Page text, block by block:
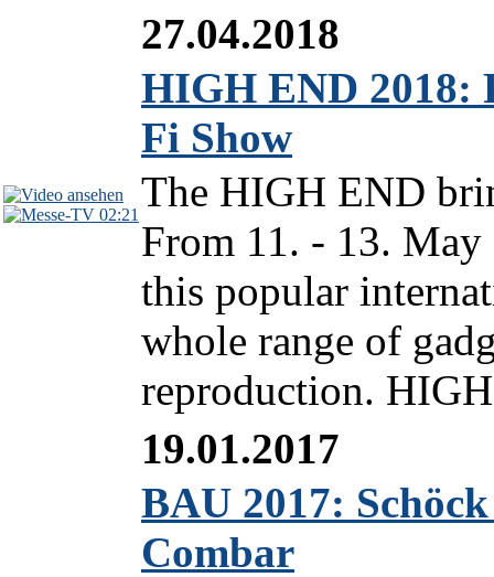
02:21
27.04.2018
HIGH END 2018:
Fi Show
The HIGH END
From 11. - 13.
this popular
whole range of
reproduction.
19.01.2017
BAU 2017:
Combar